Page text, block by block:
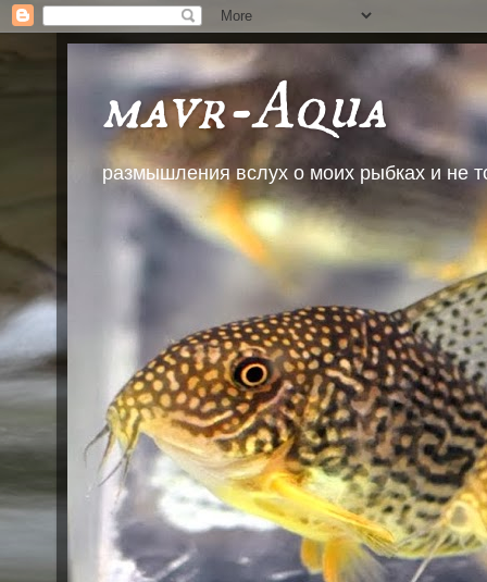
mavr-Aqua
размышления вслух о моих рыбках и не